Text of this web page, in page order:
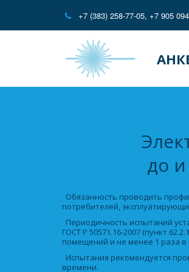
+7 (383) 258-77-05, +7 905
до
потребителей,
ГОСТ Р 50571.16-2007 (пункт
помещений и не менее 1 раза
времени.